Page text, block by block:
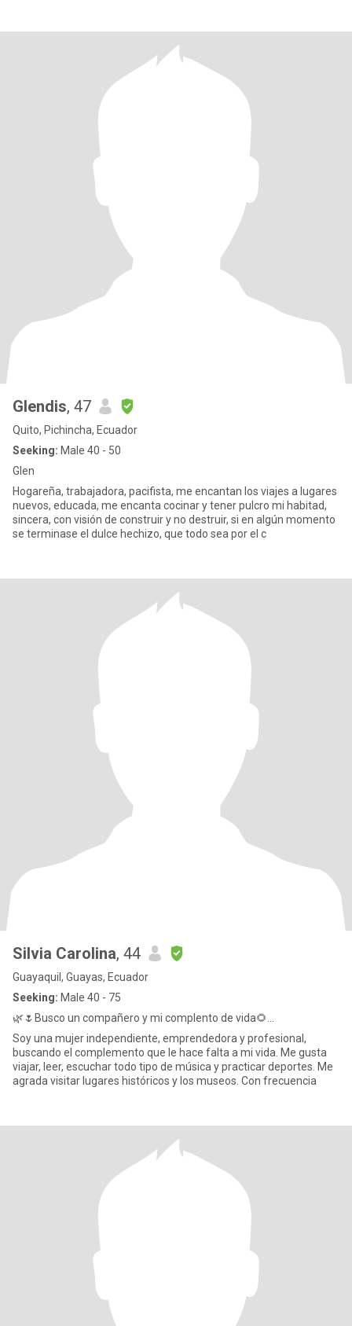
Glendis, 47
Quito, Pichincha, Ecuador
Seeking: Male 40 - 50
Glen
Hogareña, trabajadora, pacifista, me encantan los viajes a lugares
nuevos, educada, me encanta cocinar y tener pulcro mi habitad,
sincera, con visión de construir y no destruir, si en algún momento
se terminase el dulce hechizo, que todo sea por el c
Silvia Carolina, 44
Guayaquil, Guayas, Ecuador
Seeking: Male 40 - 75
🌿🌷Busco un compañero y mi complento de vida🌻...
Soy una mujer independiente, emprendedora y profesional,
buscando el complemento que le hace falta a mi vida. Me gusta
viajar, leer, escuchar todo tipo de música y practicar deportes. Me
agrada visitar lugares históricos y los museos. Con frecuencia